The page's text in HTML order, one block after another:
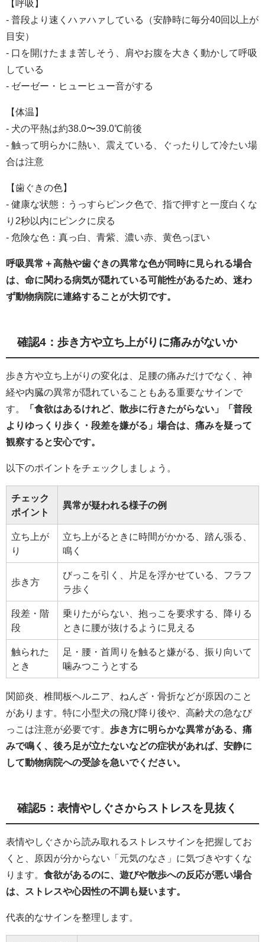
【呼吸】
- 普段より速くハァハァしている（安静時に毎分40回以上が
目安）
- 口を開けたまま苦しそう、肩やお腹を大きく動かして呼吸
している
- ゼーゼー・ヒューヒュー音がする
【体温】
- 犬の平熱は約38.0〜39.0℃前後
- 触って明らかに熱い、震えている、ぐったりして冷たい場
合は注意
【歯ぐきの色】
- 健康な状態：うっすらピンク色で、指で押すと一度白くな
り2秒以内にピンクに戻る
- 危険な色：真っ白、青紫、濃い赤、黄色っぽい
呼吸異常＋高熱や歯ぐきの異常な色が同時に見られる場合
は、命に関わる病気が隠れている可能性があるため、迷わ
ず動物病院に連絡することが大切です。
確認4：歩き方や立ち上がりに痛みがないか
歩き方や立ち上がりの変化は、足腰の痛みだけでなく、神
経や内臓の異常が隠れていることもある重要なサインで
す。
「食欲はあるけれど、散歩に行きたがらない」「普段
よりゆっくり歩く・段差を嫌がる」場合は、痛みを疑って
観察すると安心です。
以下のポイントをチェックしましょう。
チェック
ポイント
異常が疑われる様子の例
立ち上が
り
立ち上がるときに時間がかかる、踏ん張る、
鳴く
歩き方
びっこを引く、片足を浮かせている、フラフ
ラ歩く
段差・階
段
乗りたがらない、抱っこを要求する、降りる
ときに腰が抜けるように見える
触られた
とき
足・腰・首周りを触ると嫌がる、振り向いて
噛みつこうとする
関節炎、椎間板ヘルニア、ねんざ・骨折などが原因のこと
があります。特に小型犬の飛び降り後や、高齢犬の急なび
っこは注意が必要です。 歩き方に明らかな異常がある、痛
みで鳴く、後ろ足が立たないなどの症状があれば、安静に
して動物病院への受診を急いでください。
確認5：表情やしぐさからストレスを見抜く
表情やしぐさから読み取れるストレスサインを把握してお
くと、原因が分からない「元気のなさ」に気づきやすくな
ります。 食欲があるのに、遊びや散歩への反応が悪い場合
は、ストレスや心因性の不調も疑います。
代表的なサインを整理します。